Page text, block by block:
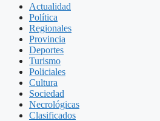
Actualidad
Política
Regionales
Provincia
Deportes
Turismo
Policiales
Cultura
Sociedad
Necrológicas
Clasificados